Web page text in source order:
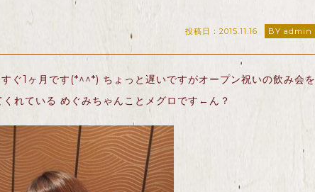
投稿日：2015.11.16 BY admin
ぐ1ヶ月です(*^^*) ちょっと遅いですがオープン祝いの飲み会を
れている めぐみちゃんことメグロです←ん？